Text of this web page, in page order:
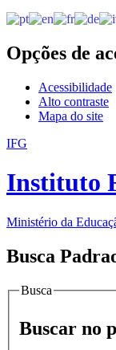
Opções de
Acessibilidade
Alto contraste
Mapa do site
IFG
Instituto
Ministério da
Busca
Busca
Buscar no